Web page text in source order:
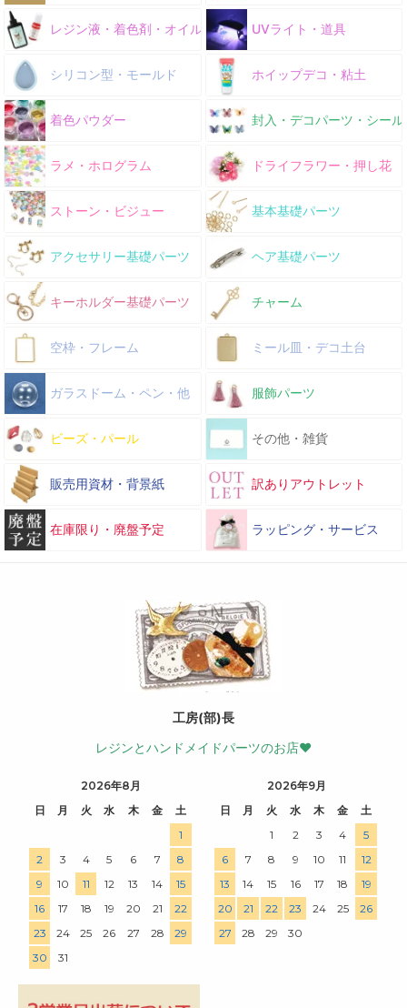
レジン液・着色剤・オイル UVライト・道具
シリコン型・モールド ホイップデコ・粘土
着色パウダー 封入・デコパーツ・シール
ラメ・ホログラム ドライフラワー・押し花
ストーン・ビジュー 基本基礎パーツ
アクセサリー基礎パーツ ヘア基礎パーツ
キーホルダー基礎パーツ チャーム
空枠・フレーム ミール皿・デコ土台
ガラスドーム・ペン・他 服飾パーツ
ビーズ・パール その他・雑貨
販売用資材・背景紙 訳ありアウトレット
在庫限り・廃盤予定 ラッピング・サービス
工房(部)長
レジンとハンドメイドパーツのお店♥
2026年8月
日
月 火 水 木 金
土
1
2
3 4 5 6 7
8
9
10 11 12 13 14
15
16
17 18 19 20 21
22
23
24 25 26 27 28
29
30
31
2026年9月
日
月 火 水 木 金
土
1
2 3 4
5
6
7 8 9 10 11
12
13
14 15 16 17 18
19
20
21 22 23 24 25
26
27
28 29 30